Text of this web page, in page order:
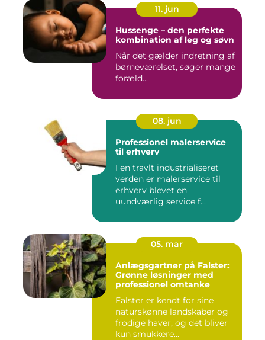
11. jun
Hussenge – den perfekte
kombination af leg og søvn
Når det gælder indretning af
børneværelset, søger mange
foræld...
08. jun
Professionel malerservice
til erhverv
I en travlt industrialiseret
verden er malerservice til
erhverv blevet en
uundværlig service f...
05. mar
Anlægsgartner på Falster:
Grønne løsninger med
professionel omtanke
Falster er kendt for sine
naturskønne landskaber og
frodige haver, og det bliver
kun smukkere...